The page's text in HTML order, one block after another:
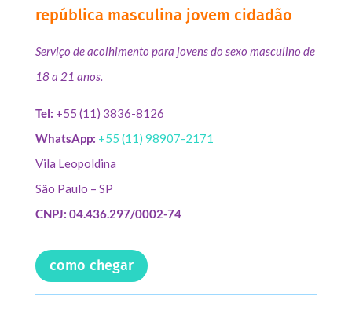
república masculina jovem cidadão
Serviço de acolhimento para jovens do sexo masculino de
18 a 21 anos.
Tel: +55 (11) 3836-8126
WhatsApp: +55 (11) 98907-2171
Vila Leopoldina
São Paulo – SP
CNPJ: 04.436.297/0002-74
como chegar